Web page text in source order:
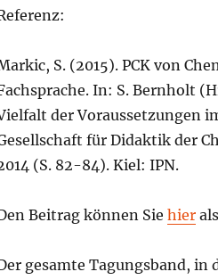
S. (2015). PCK von
In: S. Bernholt
der Voraussetzungen
für Didaktik der
(S. 82-84). Kiel: IPN.
Beitrag können Sie hier
gesamte Tagungsband, in